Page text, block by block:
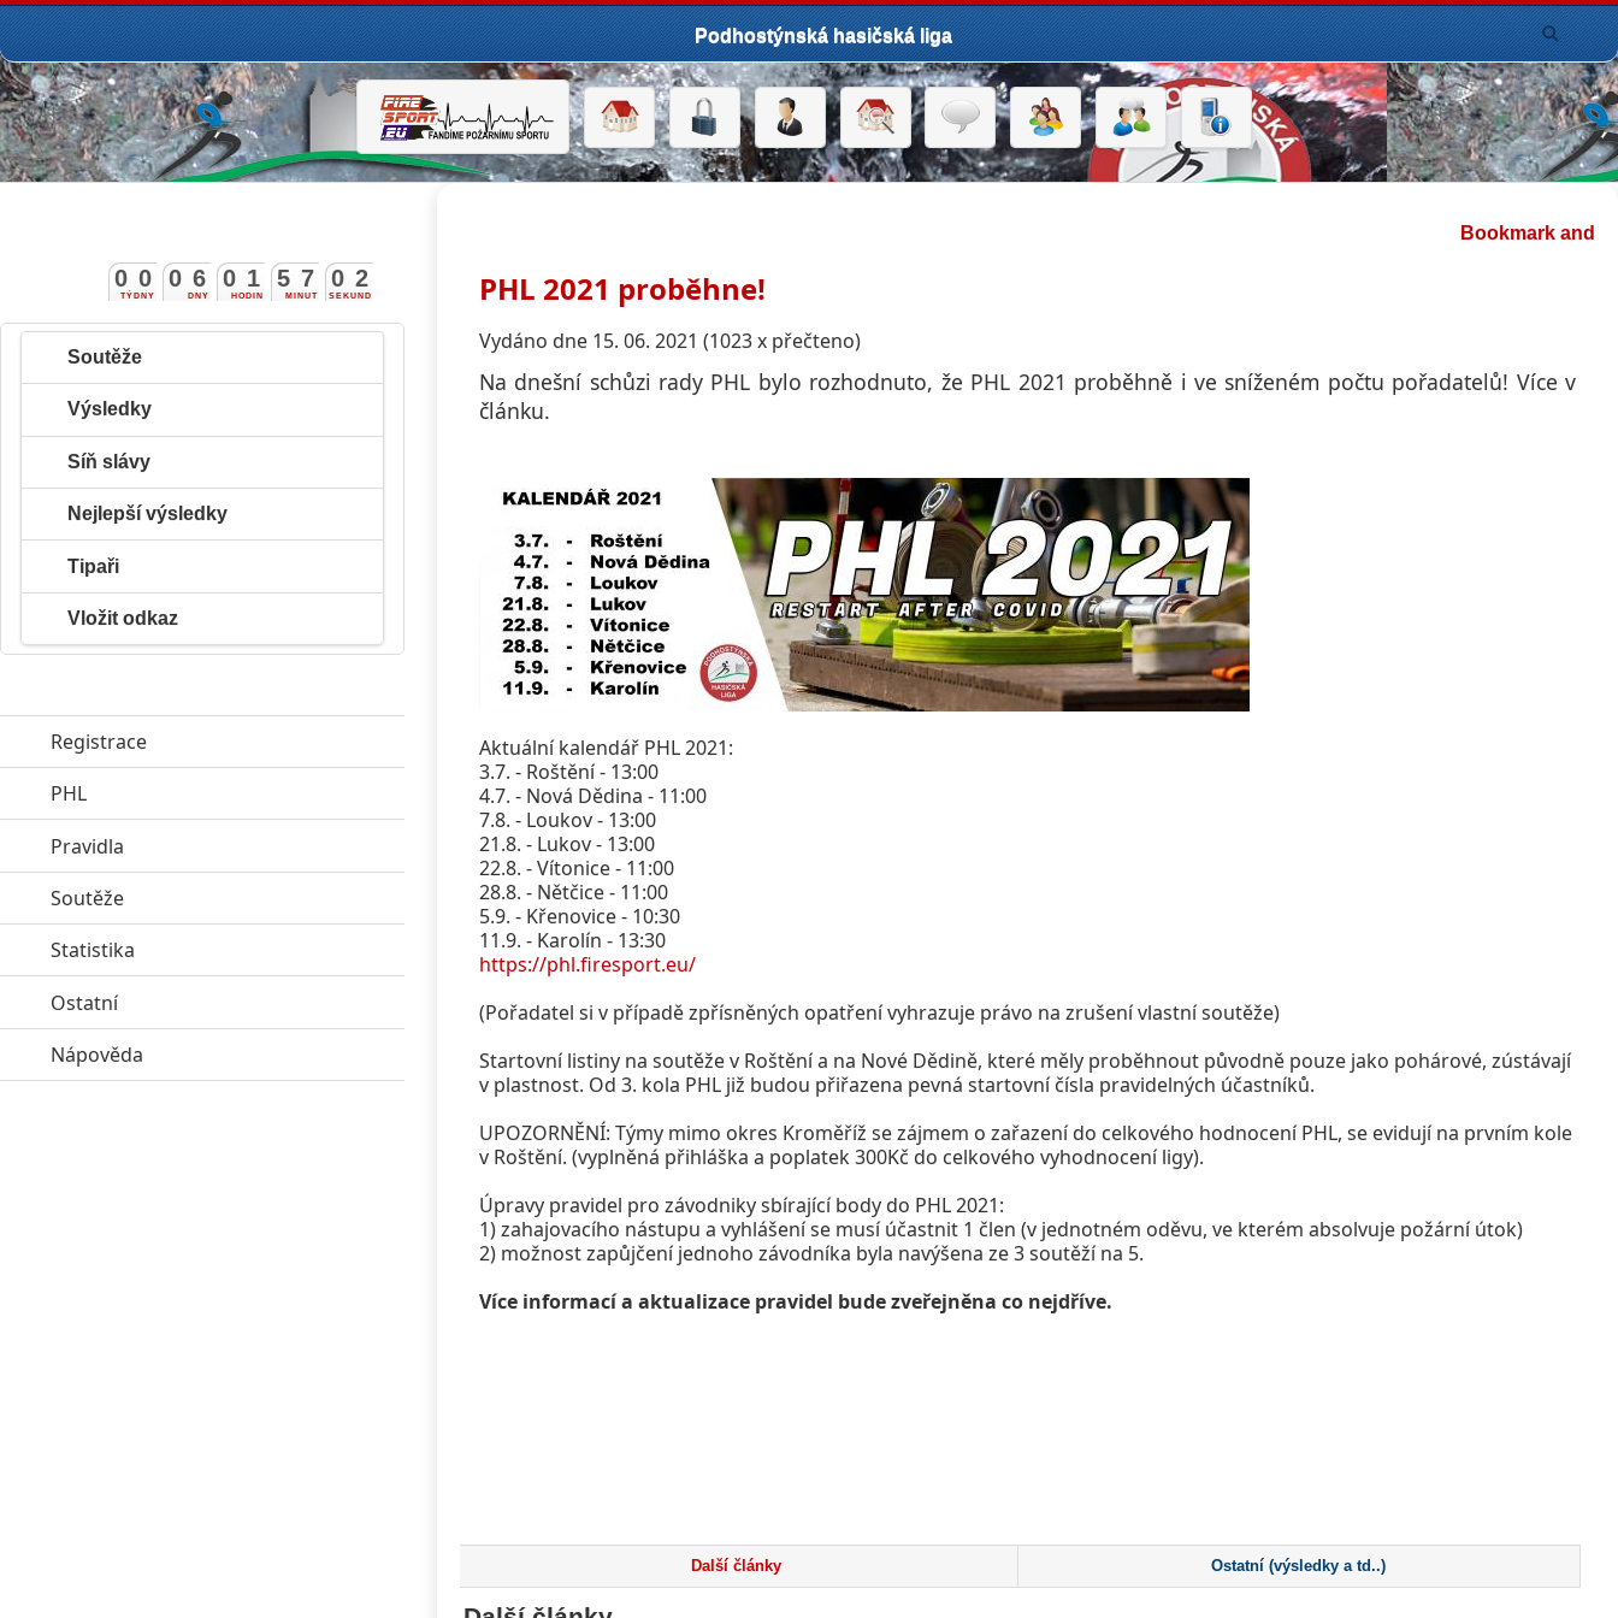
Podhostýnská hasičská liga
PHL 2021 proběhne!
Vydáno dne 15. 06. 2021 (1023 x přečteno)
Na dnešní schůzi rady PHL bylo rozhodnuto, že PHL 2021 proběhně i ve sníženém počtu pořadatelů! Více v
článku.
Aktuální kalendář PHL 2021:
3.7. - Roštění - 13:00
4.7. - Nová Dědina - 11:00
7.8. - Loukov - 13:00
21.8. - Lukov - 13:00
22.8. - Vítonice - 11:00
28.8. - Nětčice - 11:00
5.9. - Křenovice - 10:30
11.9. - Karolín - 13:30
https://phl.firesport.eu/
(Pořadatel si v případě zpřísněných opatření vyhrazuje právo na zrušení vlastní soutěže)
Startovní listiny na soutěže v Roštění a na Nové Dědině, které měly proběhnout původně pouze jako pohárové, zústávají
v plastnost. Od 3. kola PHL již budou přiřazena pevná startovní čísla pravidelných účastníků.
UPOZORNĚNÍ: Týmy mimo okres Kroměříž se zájmem o zařazení do celkového hodnocení PHL, se evidují na prvním kole
v Roštění. (vyplněná přihláška a poplatek 300Kč do celkového vyhodnocení ligy).
Úpravy pravidel pro závodniky sbírající body do PHL 2021:
1) zahajovacího nástupu a vyhlášení se musí účastnit 1 člen (v jednotném oděvu, ve kterém absolvuje požární útok)
2) možnost zapůjčení jednoho závodníka byla navýšena ze 3 soutěží na 5.
Více informací a aktualizace pravidel bude zveřejněna co nejdříve.
Další články Ostatní (výsledky a td..)
TÝDNY
0 0
DNY
0 6
HODIN
0 1
MINUT
5 7
SEKUND
0 1
2
Soutěže
Výsledky
Síň slávy
Nejlepší výsledky
Tipaři
Vložit odkaz
Registrace
PHL
Pravidla
Soutěže
Statistika
Ostatníclick to expand contents
Nápověda